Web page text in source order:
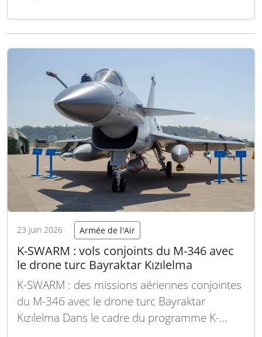
package de mise à jour technologique TR-3, le
la suite
23 juin 2026 Armée de l'Air
K-SWARM : vols conjoints du M-346 avec
le drone turc Bayraktar Kızılelma
K-SWARM : des missions aériennes conjointes
du M-346 avec le drone turc Bayraktar
Kızılelma Dans le cadre du programme K-